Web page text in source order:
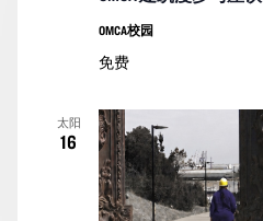
OMCA校园
免费
太阳
16